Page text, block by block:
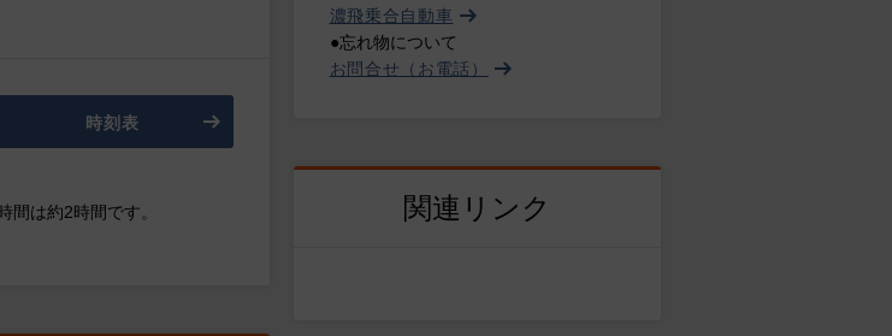
時刻表
は約2時間です。
濃飛乗合自動車
●忘れ物について
お問合せ（お電話）
関連リンク